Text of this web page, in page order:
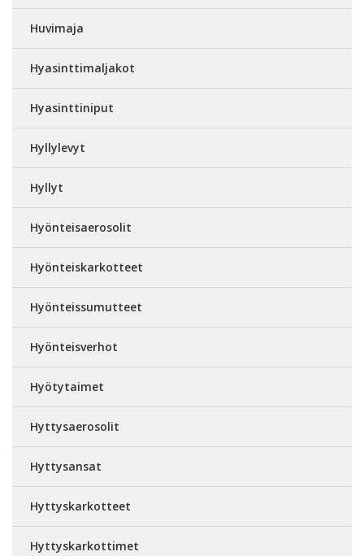
Huvimaja
Hyasinttimaljakot
Hyasinttiniput
Hyllylevyt
Hyllyt
Hyönteisaerosolit
Hyönteiskarkotteet
Hyönteissumutteet
Hyönteisverhot
Hyötytaimet
Hyttysaerosolit
Hyttysansat
Hyttyskarkotteet
Hyttyskarkottimet